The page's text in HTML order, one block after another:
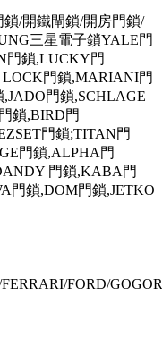
/開鐵閘鎖/開房門鎖/
三星電子鎖YALE門
門鎖,LUCKY門
門鎖,MARIANI門
門鎖,SCHLAGE
鎖,BIRD門
門鎖;TITAN門
門鎖,ALPHA門
門鎖,KABA門
門鎖,DOM門鎖,JETKO
FORD/